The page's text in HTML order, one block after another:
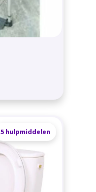
5 hulpmiddelen